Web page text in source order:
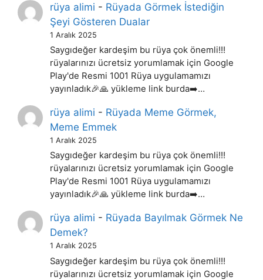
rüya alimi - Rüyada Görmek İstediğin
Şeyi Gösteren Dualar
1 Aralık 2025
Saygıdeğer kardeşim bu rüya çok önemli!!!
rüyalarınızı ücretsiz yorumlamak için Google
Play'de Resmi 1001 Rüya uygulamamızı
yayınladık🎉🙏 yükleme link burda➡️…
rüya alimi - Rüyada Meme Görmek,
Meme Emmek
1 Aralık 2025
Saygıdeğer kardeşim bu rüya çok önemli!!!
rüyalarınızı ücretsiz yorumlamak için Google
Play'de Resmi 1001 Rüya uygulamamızı
yayınladık🎉🙏 yükleme link burda➡️…
rüya alimi - Rüyada Bayılmak Görmek Ne
Demek?
1 Aralık 2025
Saygıdeğer kardeşim bu rüya çok önemli!!!
rüyalarınızı ücretsiz yorumlamak için Google